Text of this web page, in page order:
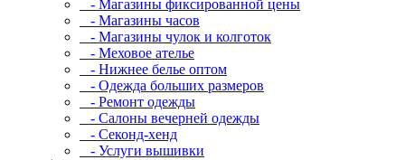
- Магазины фиксированной цены
- Магазины часов
- Магазины чулок и колготок
- Меховое ателье
- Нижнее белье оптом
- Одежда больших размеров
- Ремонт одежды
- Салоны вечерней одежды
- Секонд-хенд
- Услуги вышивки